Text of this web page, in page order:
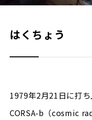
はくちょう
1979年2月21日に打
CORSA-b（cosmic